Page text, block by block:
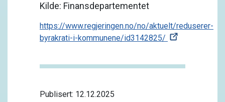
Kilde: Finansdepartementet
https://www.regjeringen.no/no/aktuelt/reduserer-
byrakrati-i-kommunene/id3142825/
Publisert: 12.12.2025